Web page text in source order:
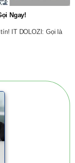
Ngay!
IT DOLOZI: Gọi là